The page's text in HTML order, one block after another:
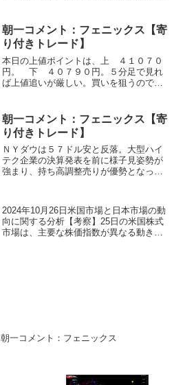
ます。※37612ドルを割れば次の切り返し
後に大...
朝一コメント：フェニックス【寄
り付きトレード】
本日の上値ポイントは、上 ４１０７０
円。 下 ４０７９０円。５分足で見れ
ば上値追いが厳しい。買いを狙うのであ
となります。４１０７０円を抜けてくれ
ば４１２２０円方向へ！６...
朝一コメント：フェニックス【寄
り付きトレード】
ＮＹダウは５７ドル安と反落。大型ハイ
テク企業の決算発表を前に様子見姿勢が
強まり、持ち高調整売りが優勢となって
の米ＧＤＰ速報値や６月の米ＰＣＥは金
融政策を読む上でも重...
2024年10月26日米国市場と日本市場の動
向に関する分析【考察】25日の米国株式
市場は、主要な株価指数が異なる動きを
朝一コメント：フェニックス